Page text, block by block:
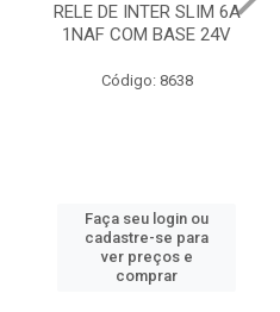
RELE DE INTER SLIM 6A
1NAF COM BASE 24V
Código: 8638
Faça seu login ou
cadastre-se para
ver preços e
comprar